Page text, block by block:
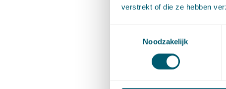
verstrekt of die ze hebben
Noodzakelijk
Deel dit